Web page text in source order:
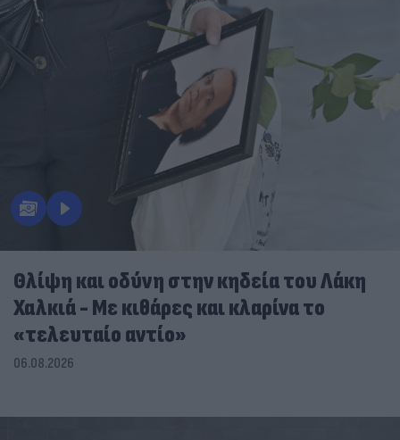
Θλίψη και οδύνη στην κηδεία του Λάκη
Χαλκιά - Με κιθάρες και κλαρίνα το
«τελευταίο αντίο»
06.08.2026